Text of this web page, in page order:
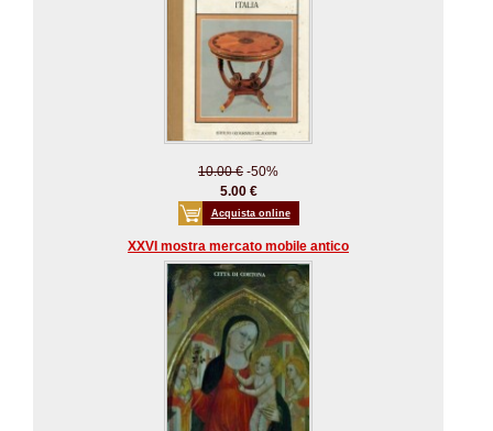
10.00 € -50%
5.00 €
Acquista online
XXVI mostra mercato mobile antico